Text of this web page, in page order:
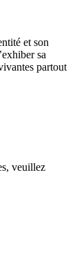
et son
sa
partout
veuillez